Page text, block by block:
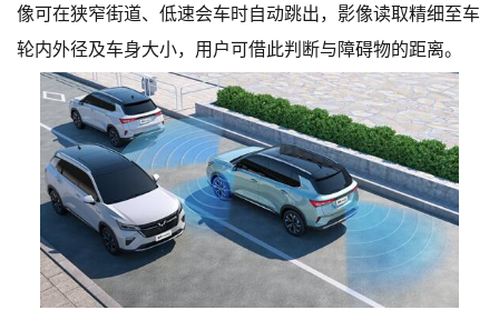
像可在狭窄街道、低速会车时自动跳出，影像读取精细至车
轮内外径及车身大小，用户可借此判断与障碍物的距离。